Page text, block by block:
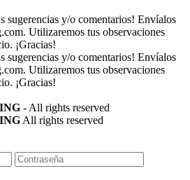
sugerencias y/o comentarios! Envíalos
. Utilizaremos tus observaciones
¡Gracias!
sugerencias y/o comentarios! Envíalos
. Utilizaremos tus observaciones
¡Gracias!
- All rights reserved
All rights reserved